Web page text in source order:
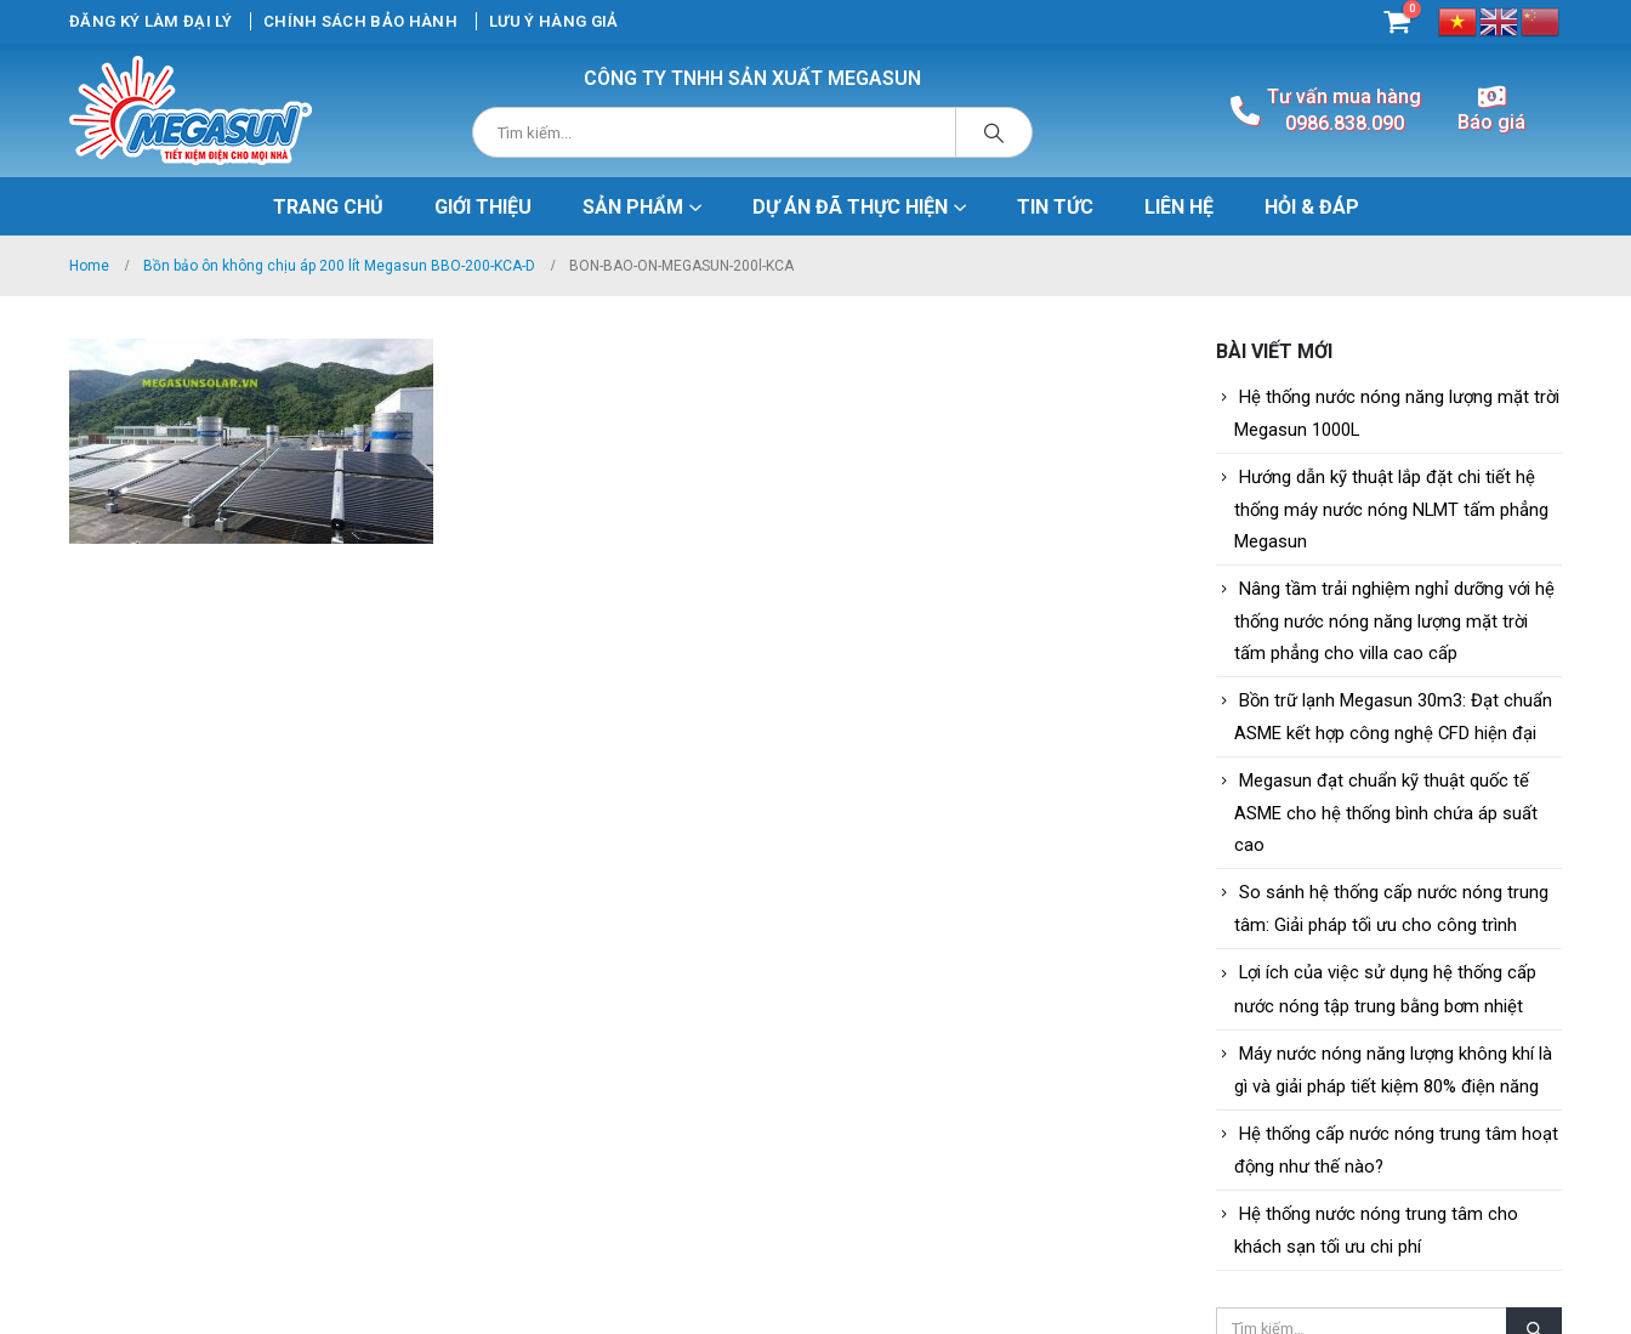
ĐĂNG KÝ LÀM ĐẠI LÝ CHÍNH SÁCH BẢO HÀNH LƯU Ý HÀNG GIẢ
0
CÔNG TY TNHH SẢN XUẤT MEGASUN
Tư vấn mua hàng
0986.838.090
Báo giá
TRANG CHỦ GIỚI THIỆU SẢN PHẨM DỰ ÁN ĐÃ THỰC HIỆN TIN TỨC LIÊN HỆ HỎI & ĐÁP
Home Bồn bảo ôn không chịu áp 200 lít Megasun BBO-200-KCA-D BON-BAO-ON-MEGASUN-200l-KCA
BÀI VIẾT MỚI
Hệ thống nước nóng năng lượng mặt trời
Megasun 1000L
Hướng dẫn kỹ thuật lắp đặt chi tiết hệ
thống máy nước nóng NLMT tấm phẳng
Megasun
Nâng tầm trải nghiệm nghỉ dưỡng với hệ
thống nước nóng năng lượng mặt trời
tấm phẳng cho villa cao cấp
Bồn trữ lạnh Megasun 30m3: Đạt chuẩn
ASME kết hợp công nghệ CFD hiện đại
Megasun đạt chuẩn kỹ thuật quốc tế
ASME cho hệ thống bình chứa áp suất
cao
So sánh hệ thống cấp nước nóng trung
tâm: Giải pháp tối ưu cho công trình
Lợi ích của việc sử dụng hệ thống cấp
nước nóng tập trung bằng bơm nhiệt
Máy nước nóng năng lượng không khí là
gì và giải pháp tiết kiệm 80% điện năng
Hệ thống cấp nước nóng trung tâm hoạt
động như thế nào?
Hệ thống nước nóng trung tâm cho
khách sạn tối ưu chi phí